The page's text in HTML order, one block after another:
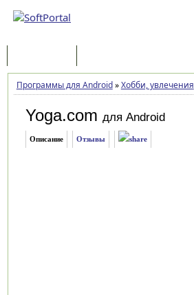
Программы для Android»Хобби, увлечения
Yoga.com для Android
Описание Отзывы